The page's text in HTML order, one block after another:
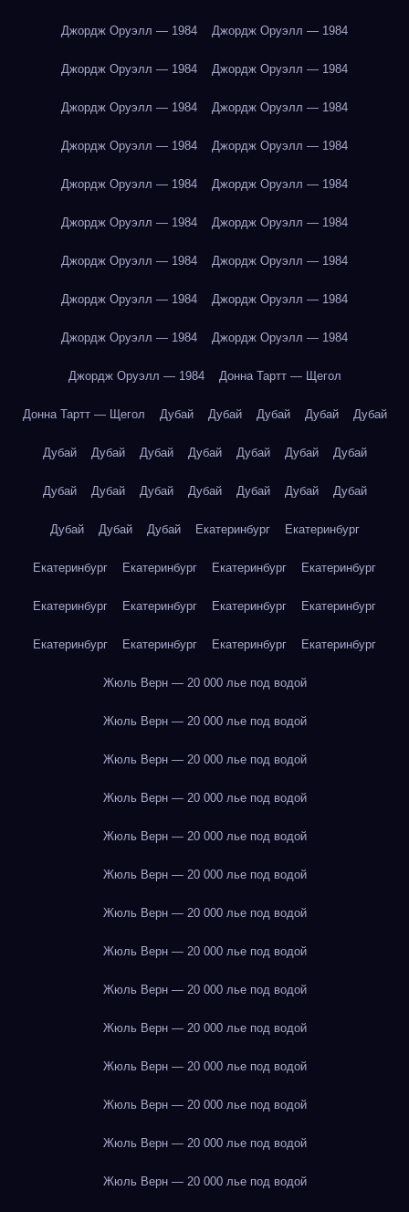
Джордж Оруэлл — 1984 Джордж Оруэлл — 1984
Джордж Оруэлл — 1984 Джордж Оруэлл — 1984
Джордж Оруэлл — 1984 Джордж Оруэлл — 1984
Джордж Оруэлл — 1984 Джордж Оруэлл — 1984
Джордж Оруэлл — 1984 Джордж Оруэлл — 1984
Джордж Оруэлл — 1984 Джордж Оруэлл — 1984
Джордж Оруэлл — 1984 Джордж Оруэлл — 1984
Джордж Оруэлл — 1984 Джордж Оруэлл — 1984
Джордж Оруэлл — 1984 Джордж Оруэлл — 1984
Джордж Оруэлл — 1984 Донна Тартт — Щегол
Донна Тартт — Щегол Дубай Дубай Дубай Дубай Дубай
Дубай Дубай Дубай Дубай Дубай Дубай Дубай
Дубай Дубай Дубай Дубай Дубай Дубай Дубай
Дубай Дубай Дубай Екатеринбург Екатеринбург
Екатеринбург Екатеринбург Екатеринбург Екатеринбург
Екатеринбург Екатеринбург Екатеринбург Екатеринбург
Екатеринбург Екатеринбург Екатеринбург Екатеринбург
Жюль Верн — 20 000 лье под водой
Жюль Верн — 20 000 лье под водой
Жюль Верн — 20 000 лье под водой
Жюль Верн — 20 000 лье под водой
Жюль Верн — 20 000 лье под водой
Жюль Верн — 20 000 лье под водой
Жюль Верн — 20 000 лье под водой
Жюль Верн — 20 000 лье под водой
Жюль Верн — 20 000 лье под водой
Жюль Верн — 20 000 лье под водой
Жюль Верн — 20 000 лье под водой
Жюль Верн — 20 000 лье под водой
Жюль Верн — 20 000 лье под водой
Жюль Верн — 20 000 лье под водой